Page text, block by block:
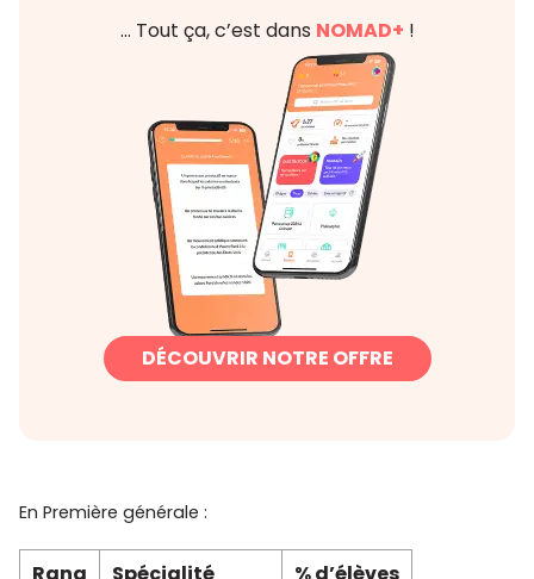
… Tout ça, c’est dans NOMAD+ !
DÉCOUVRIR NOTRE OFFRE
En Première générale :
Rang Spécialité % d’élèves